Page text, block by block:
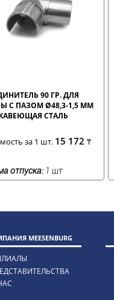
90 ГР. ДЛЯ
С ПАЗОМ Ø48,3-1,5 ММ
СТАЛЬ
за 1 шт. 15 172 ₸
отпуска:1 шт
MEESENBURG